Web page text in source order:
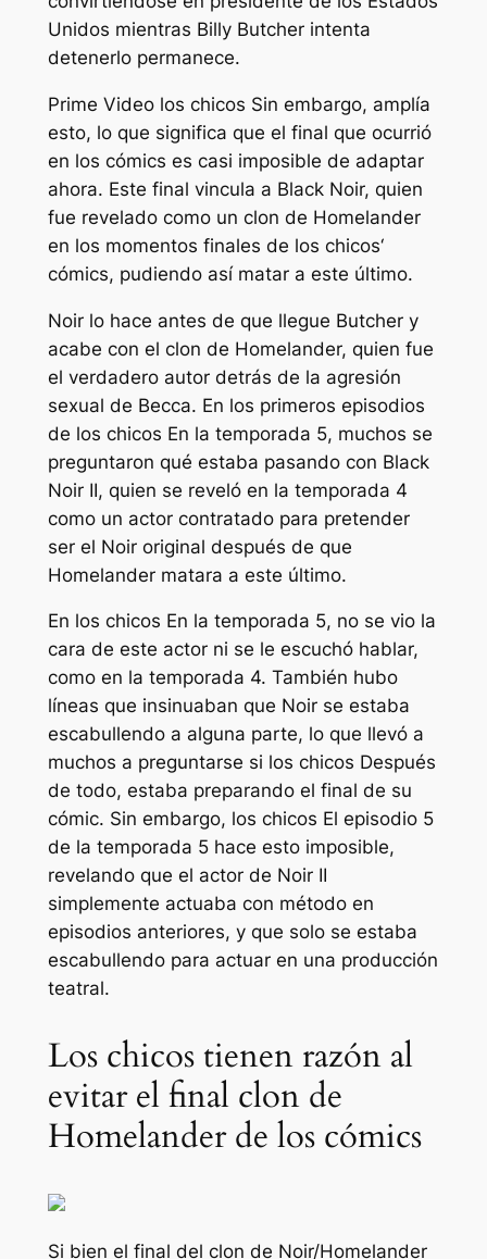
Unidos mientras Billy Butcher intenta
detenerlo permanece.
Prime Video los chicos Sin embargo, amplía
esto, lo que significa que el final que ocurrió
en los cómics es casi imposible de adaptar
ahora. Este final vincula a Black Noir, quien
fue revelado como un clon de Homelander
en los momentos finales de los chicos‘
cómics, pudiendo así matar a este último.
Noir lo hace antes de que llegue Butcher y
acabe con el clon de Homelander, quien fue
el verdadero autor detrás de la agresión
sexual de Becca. En los primeros episodios
de los chicos En la temporada 5, muchos se
preguntaron qué estaba pasando con Black
Noir II, quien se reveló en la temporada 4
como un actor contratado para pretender
ser el Noir original después de que
Homelander matara a este último.
En los chicos En la temporada 5, no se vio la
cara de este actor ni se le escuchó hablar,
como en la temporada 4. También hubo
líneas que insinuaban que Noir se estaba
escabullendo a alguna parte, lo que llevó a
muchos a preguntarse si los chicos Después
de todo, estaba preparando el final de su
cómic. Sin embargo, los chicos El episodio 5
de la temporada 5 hace esto imposible,
revelando que el actor de Noir II
simplemente actuaba con método en
episodios anteriores, y que solo se estaba
escabullendo para actuar en una producción
teatral.
Los chicos tienen razón al
evitar el final clon de
Homelander de los cómics
Si bien el final del clon de Noir/Homelander